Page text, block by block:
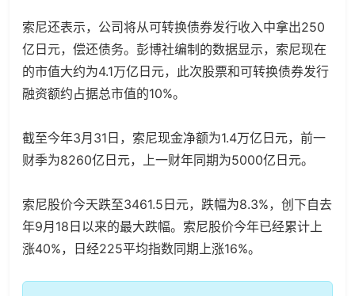
索尼还表示，公司将从可转换债券发行收入中拿出250
亿日元，偿还债务。彭博社编制的数据显示，索尼现在
的市值大约为4.1万亿日元，此次股票和可转换债券发行
融资额约占据总市值的10%。
截至今年3月31日，索尼现金净额为1.4万亿日元，前一
财季为8260亿日元，上一财年同期为5000亿日元。
索尼股价今天跌至3461.5日元，跌幅为8.3%，创下自去
年9月18日以来的最大跌幅。索尼股价今年已经累计上
涨40%，日经225平均指数同期上涨16%。